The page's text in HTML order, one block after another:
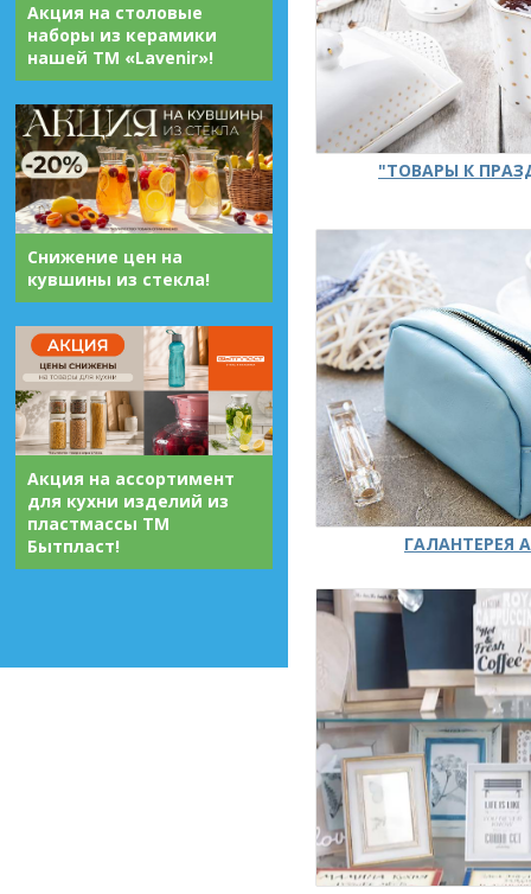
Акция на столовые
наборы из керамики
нашей ТМ «Lavenir»!
Снижение цен на
кувшины из стекла!
Акция на ассортимент
для кухни изделий из
пластмассы ТМ
Бытпласт!
"ТОВАРЫ К
ГАЛАНТЕРЕЯ